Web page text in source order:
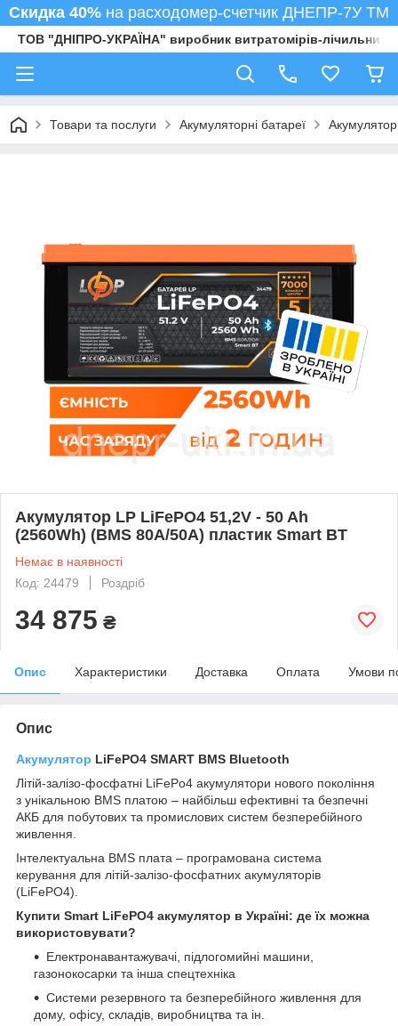
Скидка 40% на расходомер-счетчик ДНЕПР-7У ТМ
ТОВ "ДНІПРО-УКРАЇНА" виробник витратомірів-
Товари та послуги Акумуляторні батареї
Акумулятор LP LiFePO4 51,2V - 50 Ah
(2560Wh) (BMS 80A/50А) пластик Smart BT
Немає в наявності
Код: 24479
Роздріб
34 875 ₴
Опис Характеристики Доставка Оплата Умови
Опис
Акумулятор LiFePO4 SMART BMS Bluetooth
Літій-залізо-фосфатні LiFePo4 акумулятори нового покоління
з унікальною BMS платою – найбільш ефективні та безпечні
АКБ для побутових та промислових систем безперебійного
живлення.
Інтелектуальна BMS плата – програмована система
керування для літій-залізо-фосфатних акумуляторів
(LiFePO4).
Купити Smart LiFePO4 акумулятор в Україні: де їх можна
використовувати?
Електронавантажувачі, підлогомийні машини,
газонокосарки та інша спецтехніка
Системи резервного та безперебійного живлення для
дому, офісу, складів, виробництва та ін.